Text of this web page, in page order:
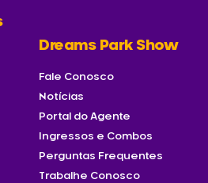
Dreams Park Show
Fale Conosco
Notícias
Portal do Agente
Ingressos e Combos
Perguntas Frequentes
Trabalhe Conosco